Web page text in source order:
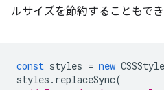
ルサイズを節約することもでき
const styles = new
styles . replaceSync(